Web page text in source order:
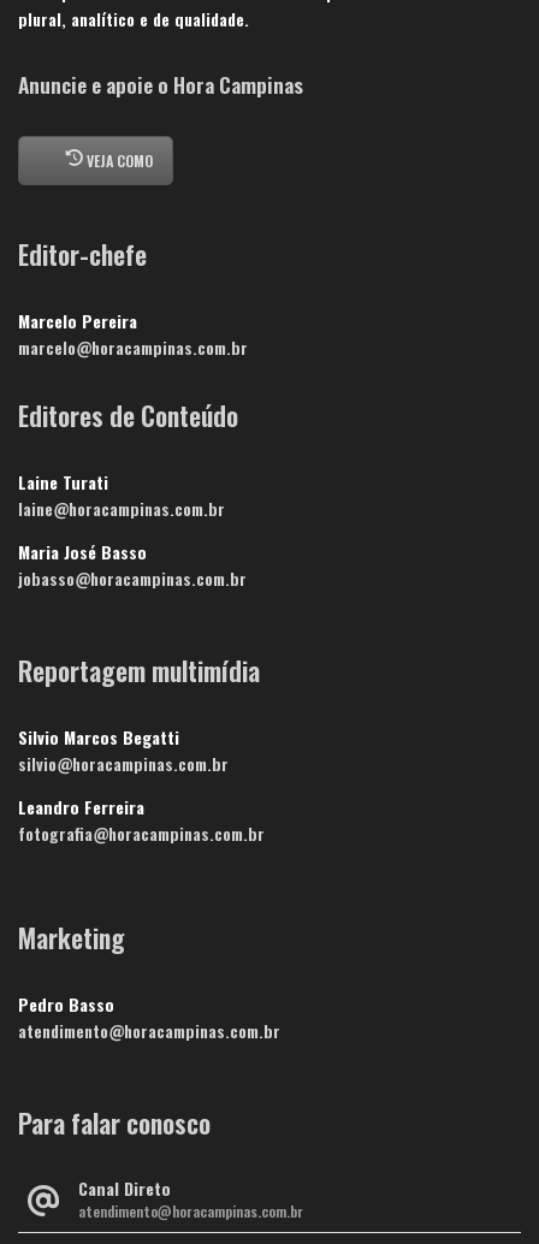
plural, analítico e de qualidade.
Anuncie e apoie o Hora Campinas
VEJA COMO
Editor-chefe
Marcelo Pereira
marcelo@horacampinas.com.br
Editores de Conteúdo
Laine Turati
laine@horacampinas.com.br
Maria José Basso
jobasso@horacampinas.com.br
Reportagem multimídia
Silvio Marcos Begatti
silvio@horacampinas.com.br
Leandro Ferreira
fotografia@horacampinas.com.br
Marketing
Pedro Basso
atendimento@horacampinas.com.br
Para falar conosco
Canal Direto
atendimento@horacampinas.com.br